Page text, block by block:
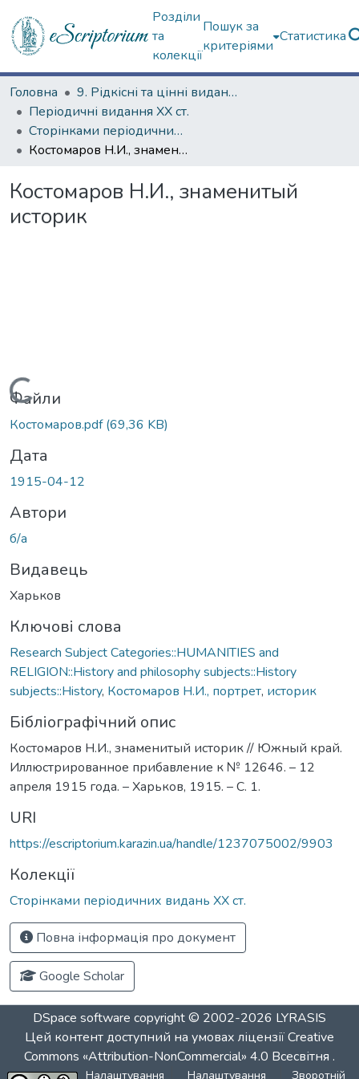
Розділи
та
колекції
Пошук за
критеріями
Статистика
Головна
9. Рідкісні та цінні видання
Періодичні видання ХХ ст.
Сторінками періодичних видань ХХ ст.
Костомаров Н.И., знаменитый историк
Костомаров Н.И., знаменитый
историк
Вантажиться...
Файли
Костомаров.pdf(69,36 KB)
Дата
1915-04-12
Автори
б/а
Видавець
Харьков
Ключові слова
Research Subject Categories::HUMANITIES and
RELIGION::History and philosophy subjects::History
subjects::History, Костомаров Н.И., портрет, историк
Бібліографічний опис
Костомаров Н.И., знаменитый историк // Южный край.
Иллюстрированное прибавление к № 12646. – 12
апреля 1915 года. – Харьков, 1915. – С. 1.
URI
https://escriptorium.karazin.ua/handle/1237075002/9903
Колекції
Сторінками періодичних видань ХХ ст.
Повна інформація про документ
Google Scholar
DSpace software copyright © 2002-2026 LYRASIS
Цей контент доступний на умовах ліцензіїCreative
Commons «Attribution-NonCommercial» 4.0 Всесвітня .
Налаштування Налаштування Зворотній